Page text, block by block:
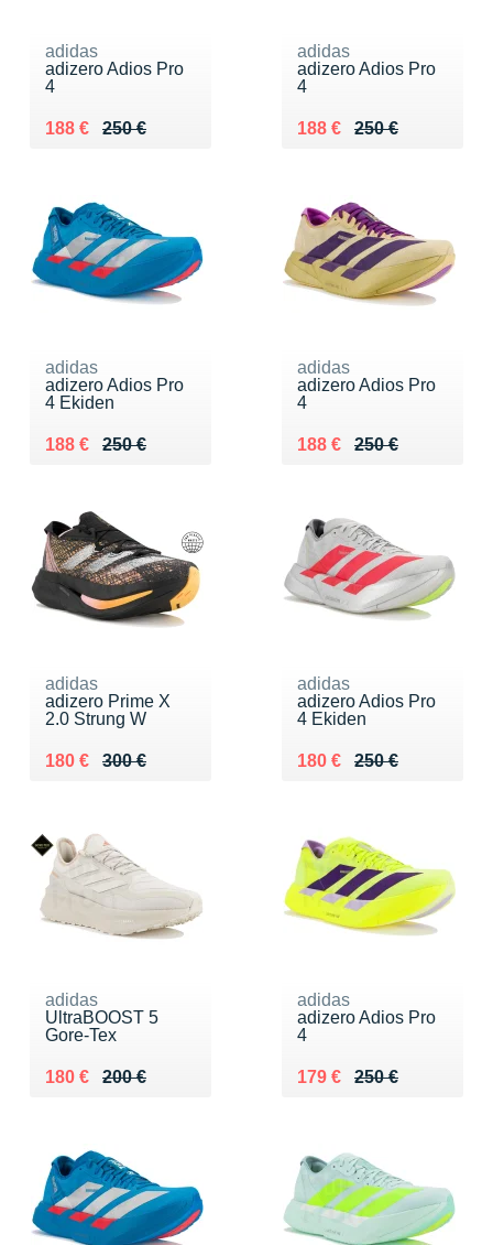
adidas
adizero Adios Pro
4
250 €
Au lieu de 250 €
188 €
Vendu 188 €
adidas
adizero Adios Pro
4
250 €
Au lieu de 250 €
188 €
Vendu 188 €
adidas
adizero Adios Pro
4 Ekiden
250 €
Au lieu de 250 €
188 €
Vendu 188 €
adidas
adizero Adios Pro
4
250 €
Au lieu de 250 €
188 €
Vendu 188 €
adidas
adizero Prime X
2.0 Strung W
300 €
Au lieu de 300 €
180 €
Vendu 180 €
adidas
adizero Adios Pro
4 Ekiden
250 €
Au lieu de 250 €
180 €
Vendu 180 €
adidas
UltraBOOST 5
Gore-Tex
200 €
Au lieu de 200 €
180 €
Vendu 180 €
adidas
adizero Adios Pro
4
250 €
Au lieu de 250 €
179 €
Vendu 179 €